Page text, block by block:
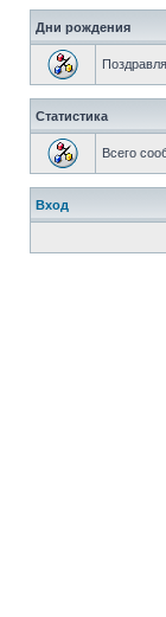
Дни рождения
Статистика
Всего
Вход